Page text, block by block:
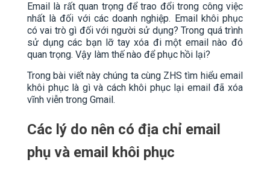
Email là rất quan trọng để trao đổi trong công việc
nhất là đối với các doanh nghiệp. Email khôi phục
có vai trò gì đối với người sử dụng? Trong quá trình
sử dụng các bạn lỡ tay xóa đi một email nào đó
quan trọng. Vậy làm thế nào để phục hồi lại?
Trong bài viết này chúng ta cùng ZHS tìm hiểu email
khôi phục là gì và cách khôi phục lại email đã xóa
vĩnh viễn trong Gmail.
Các lý do nên có địa chỉ email
phụ và email khôi phục